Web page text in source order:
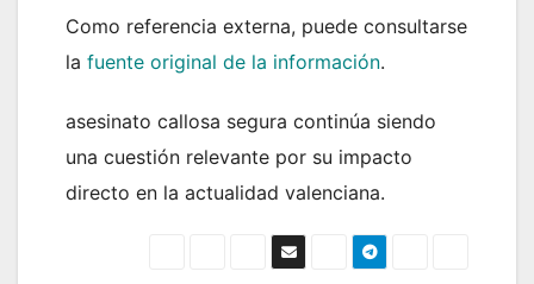
Como referencia externa, puede consultarse
la fuente original de la información.
asesinato callosa segura continúa siendo
una cuestión relevante por su impacto
directo en la actualidad valenciana.